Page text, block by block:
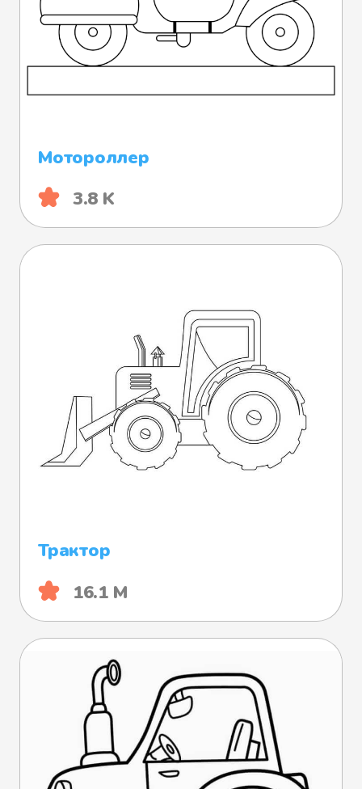
Мотороллер
3.8 K
Трактор
16.1 М